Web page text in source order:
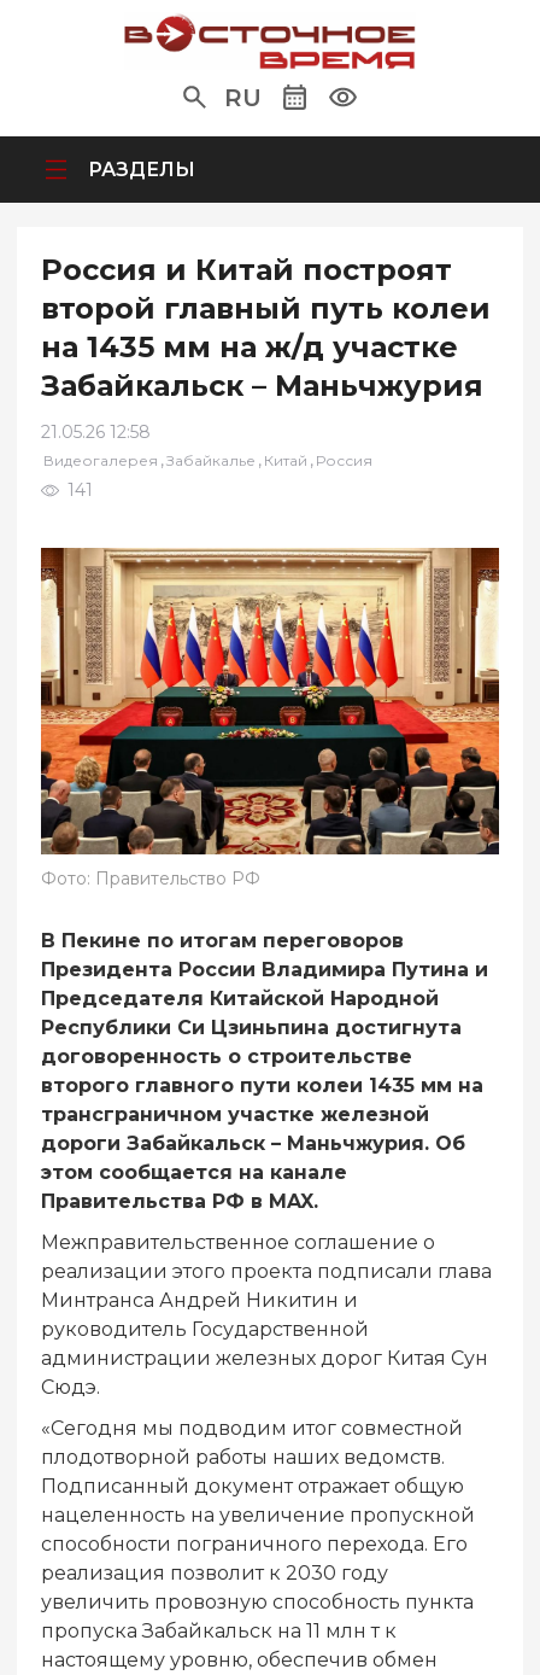
RU
РАЗДЕЛЫ
Россия и Китай построят
второй главный путь колеи
на 1435 мм на ж/д участке
Забайкальск – Маньчжурия
21.05.26 12:58
Видеогалерея ,Забайкалье , Китай , Россия
141
Фото: Правительство РФ
В Пекине по итогам переговоров
Президента России Владимира Путина и
Председателя Китайской Народной
Республики Си Цзиньпина достигнута
договоренность о строительстве
второго главного пути колеи 1435 мм на
трансграничном участке железной
дороги Забайкальск – Маньчжурия. Об
этом сообщается на канале
Правительства РФ в MAX.
Межправительственное соглашение о
реализации этого проекта подписали глава
Минтранса Андрей Никитин и
руководитель Государственной
администрации железных дорог Китая Сун
Сюдэ.
«Сегодня мы подводим итог совместной
плодотворной работы наших ведомств.
Подписанный документ отражает общую
нацеленность на увеличение пропускной
способности пограничного перехода. Его
реализация позволит к 2030 году
увеличить провозную способность пункта
пропуска Забайкальск на 11 млн т к
настоящему уровню, обеспечив обмен